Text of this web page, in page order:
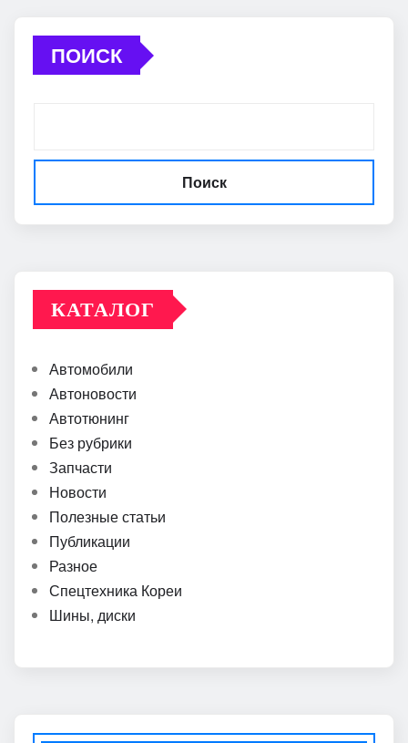
ПОИСК
Поиск
КАТАЛОГ
Автомобили
Автоновости
Автотюнинг
Без рубрики
Запчасти
Новости
Полезные статьи
Публикации
Разное
Спецтехника Кореи
Шины, диски